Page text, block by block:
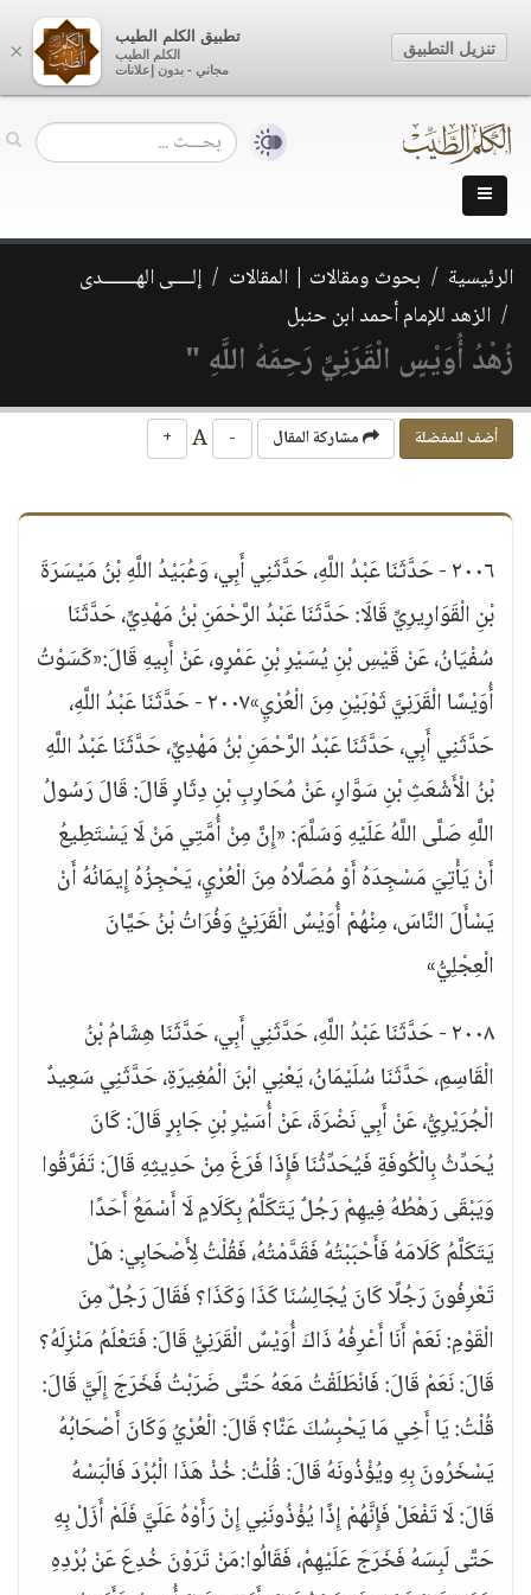
الرئيسية بحوث ومقالات | المقالات
إلــــى الهـــــــدى
الزهد للإمام أحمد ابن حنبل
زُهْدُ أُوَيْسٍ الْقَرَنِيِّ رَحِمَهُ اللَّهِ "
أضف للمفضلة مشاركة المقال -
+
٢٠٠٦ - حَدَّثَنَا عَبْدُ اللَّهِ، حَدَّثَنِي أَبِي، وَعُبَيْدُ اللَّهِ بْنُ مَيْسَرَةَ
بْنِ الْقَوَارِيرِيِّ قَالَا: حَدَّثَنَا عَبْدُ الرَّحْمَنِ بْنُ مَهْدِيٍّ، حَدَّثَنَا
سُفْيَانُ، عَنْ قَيْسِ بْنِ يُسَيْرِ بْنِ عَمْرٍو، عَنْ أَبِيهِ قَالَ:«كَسَوْتُ
أُوَيْسًا الْقَرَنِيَّ ثَوْبَيْنِ مِنَ الْعُرْيِ»٢٠٠٧ - حَدَّثَنَا عَبْدُ اللَّهِ،
حَدَّثَنِي أَبِي، حَدَّثَنَا عَبْدُ الرَّحْمَنِ بْنُ مَهْدِيٍّ، حَدَّثَنَا عَبْدُ اللَّهِ
بْنُ الْأَشْعَثِ بْنِ سَوَّارٍ، عَنْ مُحَارِبِ بْنِ دِثَارٍ قَالَ: قَالَ رَسُولُ
اللَّهِ صَلَّى اللَّهُ عَلَيْهِ وَسَلَّمَ: «إِنَّ مِنْ أُمَّتِي مَنْ لَا يَسْتَطِيعُ
أَنْ يَأْتِيَ مَسْجِدَهُ أَوْ مُصَلَّاهُ مِنَ الْعُرْيِ، يَحْجِزُهُ إِيمَانُهُ أَنْ
يَسْأَلَ النَّاسَ، مِنْهُمْ أُوَيْسٌ الْقَرَنِيُّ وَفُرَاتُ بْنُ حَيَّانَ
الْعِجْلِيُّ»
٢٠٠٨ - حَدَّثَنَا عَبْدُ اللَّهِ، حَدَّثَنِي أَبِي، حَدَّثَنَا هِشَامُ بْنُ
الْقَاسِمِ، حَدَّثَنَا سُلَيْمَانُ، يَعْنِي ابْنَ الْمُغِيرَةِ، حَدَّثَنِي سَعِيدٌ
الْجُرَيْرِيُّ، عَنْ أَبِي نَضْرَةَ، عَنْ أُسَيْرِ بْنِ جَابِرٍ قَالَ: كَانَ
يُحَدِّثُ بِالْكُوفَةِ فَيُحَدِّثُنَا فَإِذَا فَرَغَ مِنْ حَدِيثِهِ قَالَ: تَفَرَّقُوا
وَيَبْقَى رَهْطُهُ فِيهِمْ رَجُلٌ يَتَكَلَّمُ بِكَلَامٍ لَا أَسْمَعُ أَحَدًا
يَتَكَلَّمُ كَلَامَهُ فَأَحْبَبْتُهُ فَقَدَّمْتُهُ، فَقُلْتُ لِأَصْحَابِي: هَلْ
تَعْرِفُونَ رَجُلًا كَانَ يُجَالِسُنَا كَذَا وَكَذَا؟ فَقَالَ رَجُلٌ مِنَ
الْقَوْمِ: نَعَمْ أَنَا أَعْرِفُهُ ذَاكَ أُوَيْسٌ الْقَرَنِيُّ قَالَ: فَتَعْلَمُ مَنْزِلَهُ؟
قَالَ: نَعَمْ قَالَ: فَانْطَلَقْتُ مَعَهُ حَتَّى ضَرَبْتُ فَخَرَجَ إِلَيَّ قَالَ:
قُلْتُ: يَا أَخِي مَا يَحْبِسُكَ عَنَّا؟ قَالَ: الْعُرْيُ وَكَانَ أَصْحَابُهُ
يَسْخَرُونَ بِهِ ويُؤْذُونَهُ قَالَ: قُلْتُ: خُذْ هَذَا الْبُرْدَ فَالْبَسْهُ
قَالَ: لَا تَفْعَلْ فَإِنَّهُمْ إِذًا يُؤْذُونَنِي إِنْ رَأَوْهُ عَلَيَّ فَلَمْ أَزَلْ بِهِ
حَتَّى لَبِسَهُ فَخَرَجَ عَلَيْهِمْ، فَقَالُوا:مَنْ تَرَوْنَ خُدِعَ عَنْ بُرْدِهِ
×
تطبيق الكلم الطيب
الكلم الطيب
مجاني - بدون إعلانات
تنزيل التطبيق